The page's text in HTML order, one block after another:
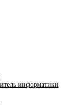
информатики